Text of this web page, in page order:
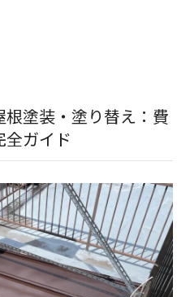
塗装・塗り替え：費
全ガイド